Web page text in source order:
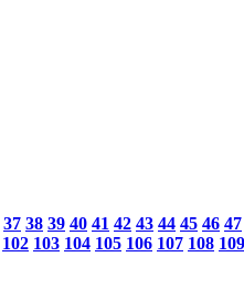
37 38 39 40 41 42 43 44 45 46 47
102 103 104 105 106 107 108 109